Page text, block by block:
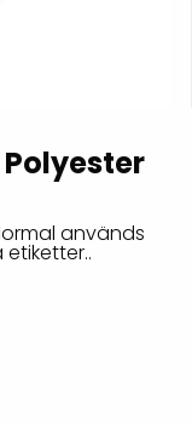
Polyester
används